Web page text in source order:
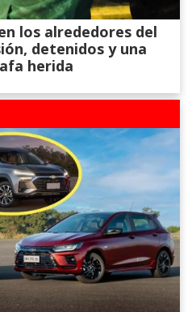
los alrededores del
detenidos y una
herida